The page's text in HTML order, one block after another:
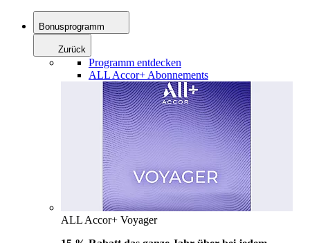
Bonusprogramm
Zurück
Programm entdecken
ALL Accor+ Abonnements
ALL Accor+ Voyager